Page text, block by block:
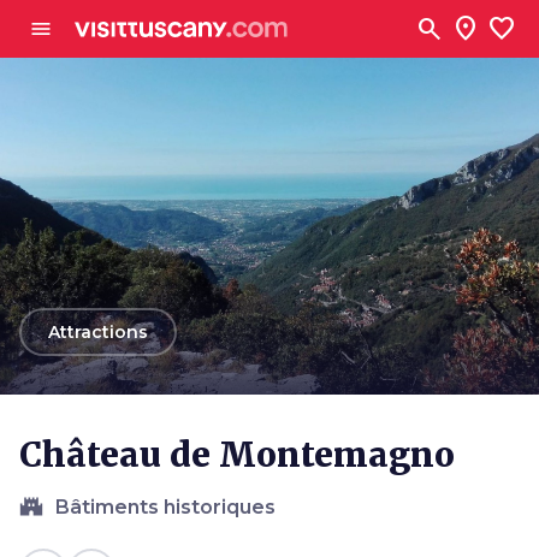
menu search location_on favorite
arrow_backAttractions
Château de Montemagno
castle Bâtiments historiques